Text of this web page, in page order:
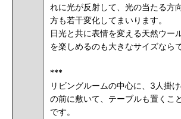
れに光が反射して、光の当たる方
方も若干変化してまいります。
日光と共に表情を変える天然ウー
を楽しめるのも大きなサイズなら
***
リビングルームの中心に、3人掛
の前に敷いて、テーブルも置くこ
です。